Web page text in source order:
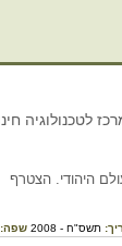
היהודי. הצטרף
תשס"ח - 2008 שפה: